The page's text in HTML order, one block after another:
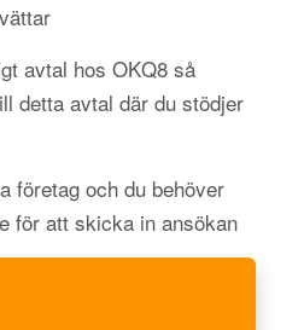
avtal hos OKQ8 så
detta avtal där du stödjer
företag och du behöver
för att skicka in ansökan